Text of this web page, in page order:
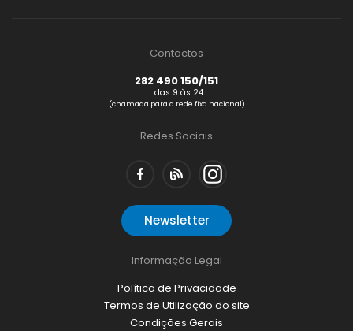
Contactos
282 490 150/151
das 9 às 24
(chamada para a rede fixa nacional)
Redes Sociais
Newsletter
Informação Legal
Política de Privacidade
Termos de Utilização do site
Condições Gerais